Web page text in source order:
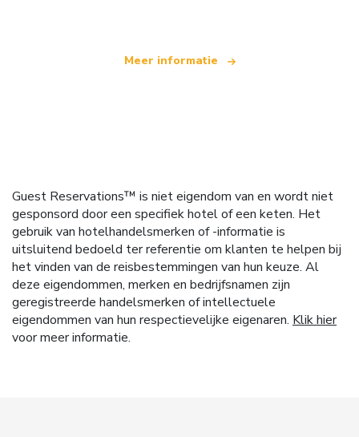
Meer informatie
Guest Reservations™ is niet eigendom van en wordt niet
gesponsord door een specifiek hotel of een keten. Het
gebruik van hotelhandelsmerken of -informatie is
uitsluitend bedoeld ter referentie om klanten te helpen bij
het vinden van de reisbestemmingen van hun keuze. Al
deze eigendommen, merken en bedrijfsnamen zijn
geregistreerde handelsmerken of intellectuele
eigendommen van hun respectievelijke eigenaren. Klik hier
voor meer informatie.